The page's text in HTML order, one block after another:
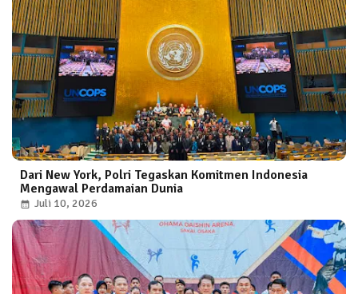
Dari New York, Polri Tegaskan Komitmen Indonesia
Mengawal Perdamaian Dunia
Juli 10, 2026